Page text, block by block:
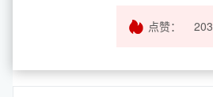
点赞： 203